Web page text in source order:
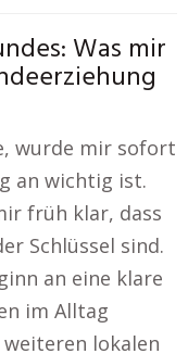
Was mir
wurde mir sofort
an wichtig ist.
früh klar, dass
Schlüssel sind.
an eine klare
im Alltag
lokalen